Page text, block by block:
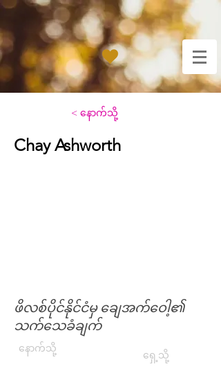
< နောက်သို့
Chay Ashworth
ဖိလစ်ပိုင်နိုင်ငံမှ ချေအက်ဝေါ့၏
သက်သေခံချက်
နောက်သို့
ရှေ့သို့